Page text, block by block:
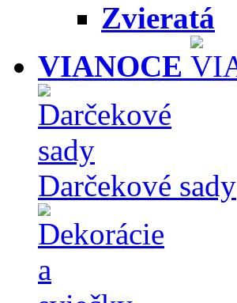
Zvieratá
VIANOCE
Darčekové sady